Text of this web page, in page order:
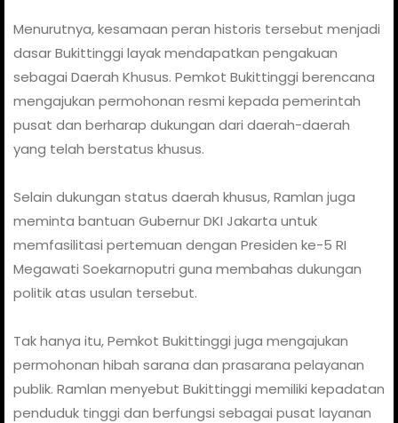
Menurutnya, kesamaan peran historis tersebut menjadi
dasar Bukittinggi layak mendapatkan pengakuan
sebagai Daerah Khusus. Pemkot Bukittinggi berencana
mengajukan permohonan resmi kepada pemerintah
pusat dan berharap dukungan dari daerah-daerah
yang telah berstatus khusus.
Selain dukungan status daerah khusus, Ramlan juga
meminta bantuan Gubernur DKI Jakarta untuk
memfasilitasi pertemuan dengan Presiden ke-5 RI
Megawati Soekarnoputri guna membahas dukungan
politik atas usulan tersebut.
Tak hanya itu, Pemkot Bukittinggi juga mengajukan
permohonan hibah sarana dan prasarana pelayanan
publik. Ramlan menyebut Bukittinggi memiliki kepadatan
penduduk tinggi dan berfungsi sebagai pusat layanan